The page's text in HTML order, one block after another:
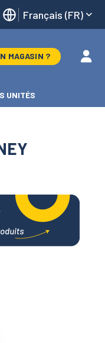
Français (FR)
MAGASIN ?
UNITÉS